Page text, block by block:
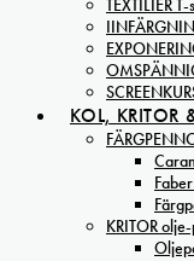
TEXTILIER
KOL, KRITOR
KRITOR